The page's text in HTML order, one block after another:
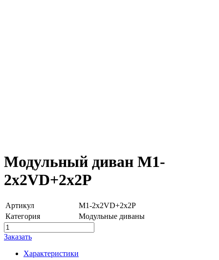
Модульный диван M1-
2x2VD+2x2P
Артикул
M1-2x2VD+2x2P
Категория
Модульные диваны
Заказать
Характеристики